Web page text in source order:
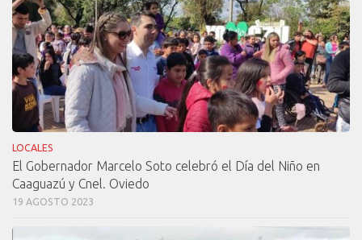
LOCALES
El Gobernador Marcelo Soto celebró el Día del Niño en
Caaguazú y Cnel. Oviedo
19 AGOSTO 2023